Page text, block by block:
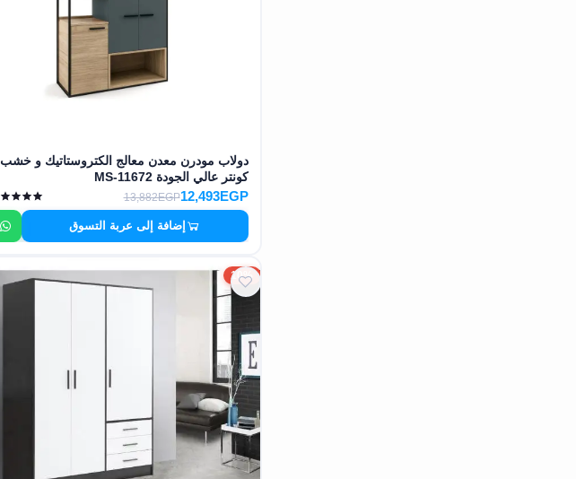
دولاب مودرن معدن معالج الكتروستاتيك و خشب
كونتر عالي الجودة MS-11672
12,493EGP
13,882EGP
إضافة إلى عربة التسوق
10%